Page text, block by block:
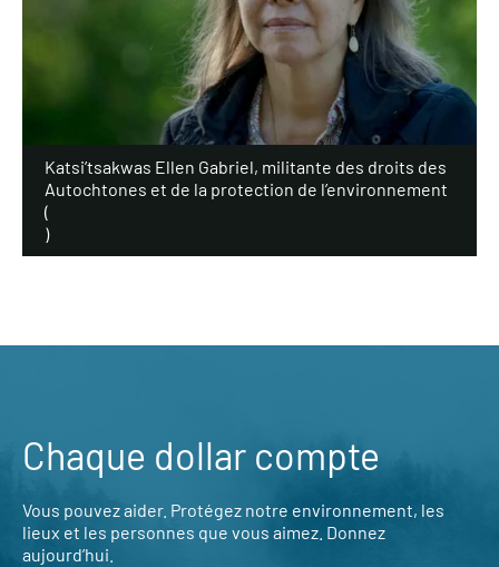
Katsi’tsakwas Ellen Gabriel, militante des droits des
Autochtones et de la protection de l’environnement
(
)
Chaque dollar compte
Vous pouvez aider. Protégez notre environnement, les
lieux et les personnes que vous aimez. Donnez
aujourd’hui.